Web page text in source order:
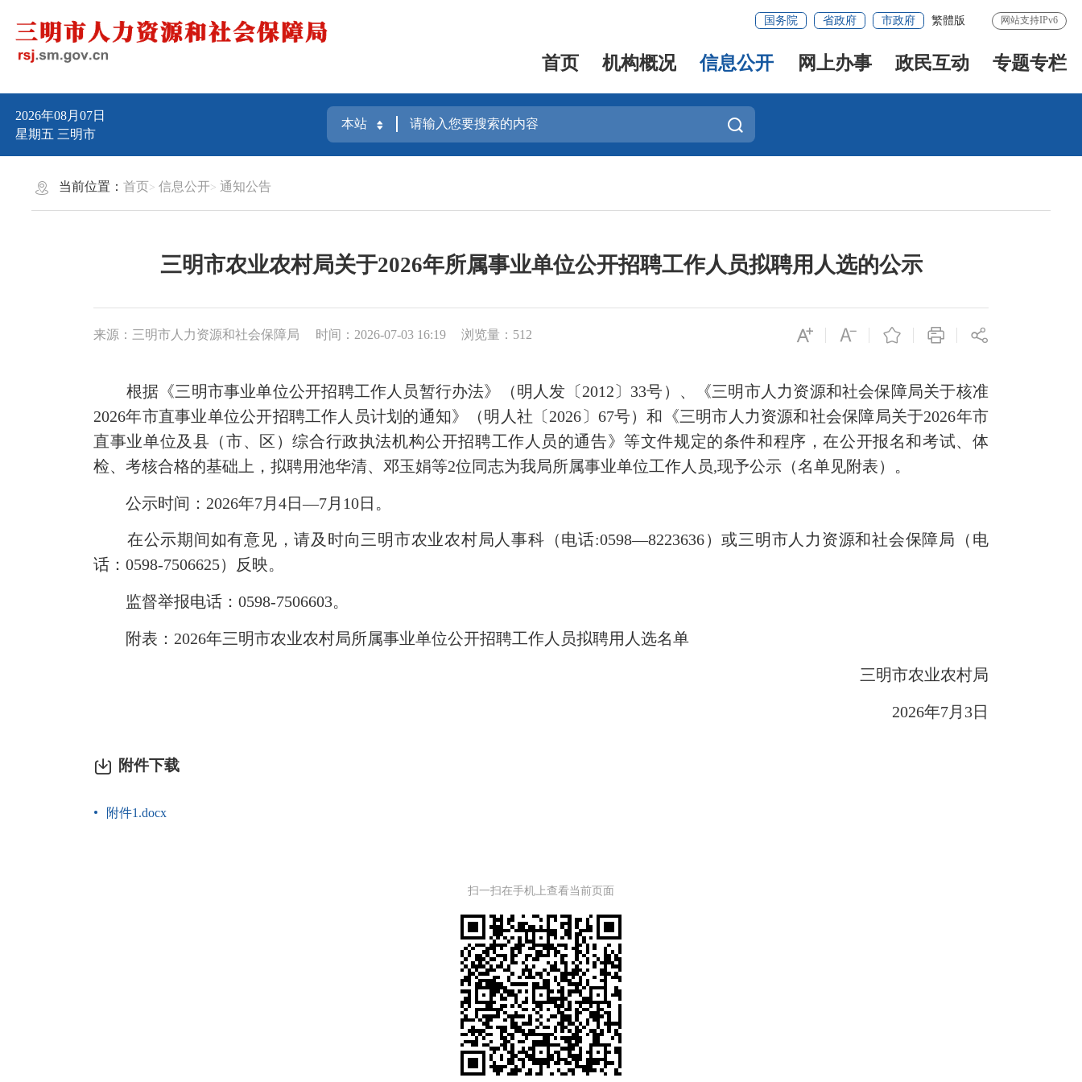
国务院 省政府 市政府 繁體版 网站支持IPv6
首页 机构概况 信息公开 网上办事 政民互动 专题专栏
2026年08月07日
星期五 三明市
当前位置：首页 信息公开 通知公告
三明市农业农村局关于2026年所属事业单位公开招聘工作人员拟聘用人选的公示
来源：三明市人力资源和社会保障局 时间：2026-07-03 16:19 浏览量：512
根据《三明市事业单位公开招聘工作人员暂行办法》（明人发〔2012〕33号）、《三明市人力资源和社会保障局关于核准
2026年市直事业单位公开招聘工作人员计划的通知》（明人社〔2026〕67号）和《三明市人力资源和社会保障局关于2026年市
直事业单位及县（市、区）综合行政执法机构公开招聘工作人员的通告》等文件规定的条件和程序，在公开报名和考试、体
检、考核合格的基础上，拟聘用池华清、邓玉娟等2位同志为我局所属事业单位工作人员,现予公示（名单见附表）。
公示时间：2026年7月4日—7月10日。
在公示期间如有意见，请及时向三明市农业农村局人事科（电话:0598—8223636）或三明市人力资源和社会保障局（电
话：0598-7506625）反映。
监督举报电话：0598-7506603。
附表：2026年三明市农业农村局所属事业单位公开招聘工作人员拟聘用人选名单
三明市农业农村局
2026年7月3日
附件下载
附件1.docx
扫一扫在手机上查看当前页面